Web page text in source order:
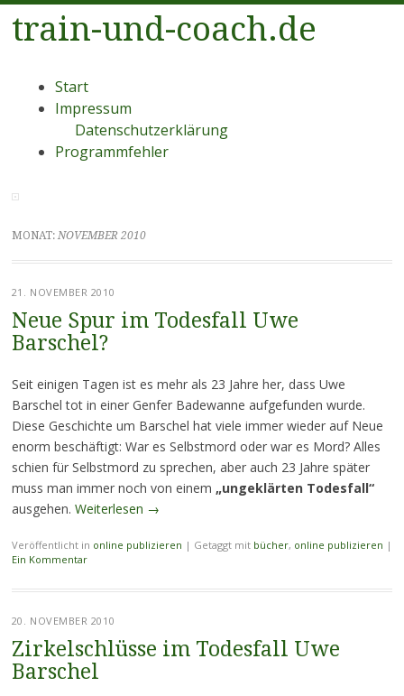
train-und-coach.de
Menü
Zum
Inhalt
Start
Impressum
Datenschutzerklärung
Programmfehler
MONAT: NOVEMBER 2010
21. NOVEMBER 2010
Neue Spur im Todesfall Uwe
Barschel?
Seit einigen Tagen ist es mehr als 23 Jahre her, dass Uwe
Barschel tot in einer Genfer Badewanne aufgefunden wurde.
Diese Geschichte um Barschel hat viele immer wieder auf Neue
enorm beschäftigt: War es Selbstmord oder war es Mord? Alles
schien für Selbstmord zu sprechen, aber auch 23 Jahre später
muss man immer noch von einem „ungeklärten Todesfall“
ausgehen. Weiterlesen →
Veröffentlicht in online publizieren | Getaggt mit bücher, online publizieren |
Ein Kommentar
20. NOVEMBER 2010
Zirkelschlüsse im Todesfall Uwe
Barschel